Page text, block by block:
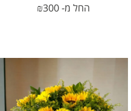
החל מ-
₪300